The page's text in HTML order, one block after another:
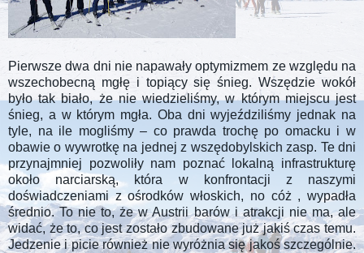
Pierwsze dwa dni nie napawały optymizmem ze względu na
wszechobecną mgłę i topiący się śnieg. Wszędzie wokół
było tak biało, że nie wiedzieliśmy, w którym miejscu jest
śnieg, a w którym mgła. Oba dni wyjeździliśmy jednak na
tyle, na ile mogliśmy – co prawda trochę po omacku i w
obawie o wywrotkę na jednej z wszędobylskich zasp. Te dni
przynajmniej pozwoliły nam poznać lokalną infrastrukturę
około narciarską, która w konfrontacji z naszymi
doświadczeniami z ośrodków włoskich, no cóż , wypadła
średnio. To nie to, że w Austrii barów i atrakcji nie ma, ale
widać, że to, co jest zostało zbudowane już jakiś czas temu.
Jedzenie i picie również nie wyróżnia się jakoś szczególnie.